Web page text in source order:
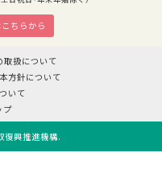
ちらから
取扱について
方針について
いて
プ
復興推進機構.